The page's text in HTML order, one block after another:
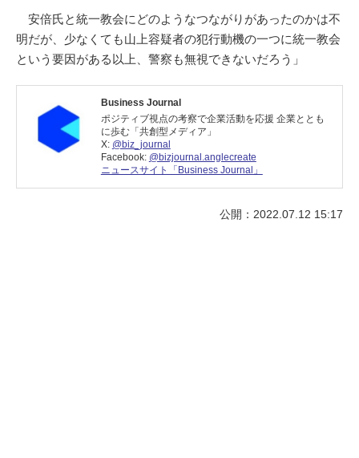
安倍氏と統一教会にどのようなつながりがあったのかは不
明だが、少なくても山上容疑者の犯行動機の一つに統一教会
という要因がある以上、警察も無視できないだろう」
Business Journal
ポジティブ視点の考察で企業活動を応援 企業ととも
に歩む「共創型メディア」
X: @biz_journal
Facebook: @bizjournal.anglecreate
ニュースサイト「Business Journal」
公開：2022.07.12 15:17